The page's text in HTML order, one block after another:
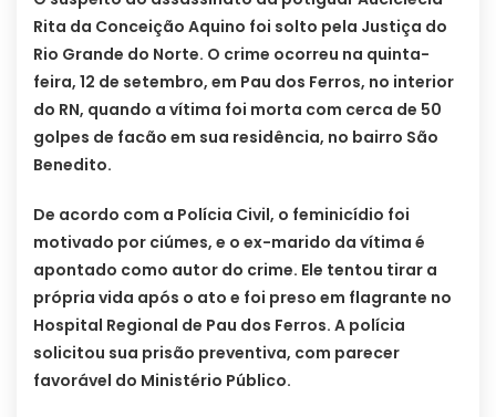
Rita da Conceição Aquino foi solto pela Justiça do
Rio Grande do Norte. O crime ocorreu na quinta-
feira, 12 de setembro, em Pau dos Ferros, no interior
do RN, quando a vítima foi morta com cerca de 50
golpes de facão em sua residência, no bairro São
Benedito.
De acordo com a Polícia Civil, o feminicídio foi
motivado por ciúmes, e o ex-marido da vítima é
apontado como autor do crime. Ele tentou tirar a
própria vida após o ato e foi preso em flagrante no
Hospital Regional de Pau dos Ferros. A polícia
solicitou sua prisão preventiva, com parecer
favorável do Ministério Público.